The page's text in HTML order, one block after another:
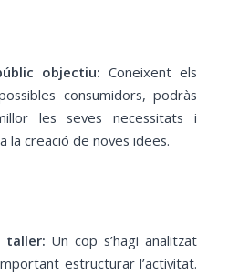
objectiu:Coneixent els
consumidors, podràs
les seves necessitats i
la creació de noves idees.
taller: Un cop s’hagi analitzat
estructurar l’activitat.